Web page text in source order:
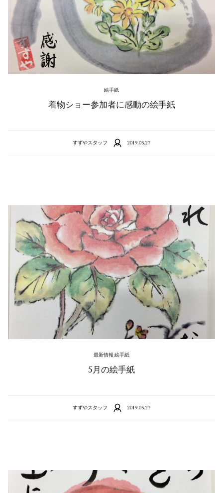
絵手紙
着物ショー参加者に感動の絵手紙
すずやスタッフ 2019.05.27
最新情報 絵手紙
5月の絵手紙
すずやスタッフ 2019.05.27